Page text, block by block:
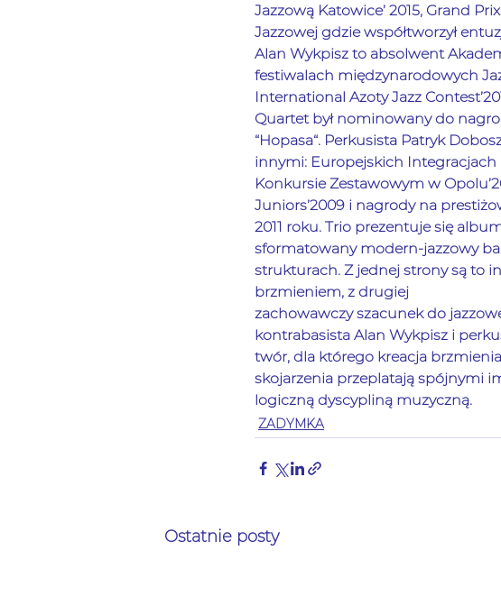
Jazzową Katowice’ 2015, Grand
Jazzowej gdzie współtworzył
Alan Wykpisz to absolwent
festiwalach międzynarodowych
International Azoty Jazz
Quartet był nominowany do
“Hopasa“. Perkusista Patryk
innymi: Europejskich Integracjach
Konkursie Zestawowym w
Juniors’2009 i nagrody na
2011 roku. Trio prezentuje się
sformatowany modern-jazzowy
strukturach. Z jednej strony są to
brzmieniem, z drugiej
zachowawczy szacunek do
kontrabasista Alan Wykpisz i
twór, dla którego kreacja
skojarzenia przeplatają spójnymi
logiczną dyscypliną muzyczną.
ZADYMKA
Ostatnie posty